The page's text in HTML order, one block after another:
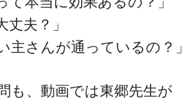
丈夫？」
主さんが通っているの？」
も、動画では東郷先生が